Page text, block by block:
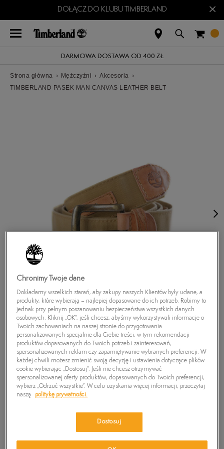
DOŁĄCZ DO KLUBU TIMBERLAND ×
DARMOWA DOSTAWA OD 400 ZŁ
Strona główna › Mężczyźni › Akcesoria ›
TIMBERLAND PASEK MAN CANVAS LEATHER BELT
TIMBERLAND PASEK MAN CANVAS LEATHER
BELT
Chronimy Twoje dane
Dokładamy wszelkich starań, aby zakupy naszych Klientów były udane, a
produkty, które wybierają – najlepiej dopasowane do ich potrzeb. Robimy to
jednak przy pełnym poszanowaniu bezpieczeństwa wszystkich danych
osobowych. Kliknij „OK”, jeśli chcesz, abyśmy wykorzystywali informacje o
Twoich zachowaniach na naszej stronie do przygotowania
personalizowanych specjalnie dla Ciebie treści, w tym rekomendacji
produktów dopasowanych do Twoich potrzeb i zainteresowań,
spersonalizowanych reklam czy zapamiętywanie wybranych preferencji. W
każdej chwili możesz zmienić swoją decyzję i ustawienia dotyczące plików
cookie wybierając „Dostosuj”. Jeśli nie chcesz otrzymywać
spersonalizowanej oferty produktów, dopasowanych do Twoich preferencji,
wybierz „Odrzuć wszystkie”. W celu uzyskania więcej informacji, przeczytaj
naszą
politykę prywatności.
Dostosuj